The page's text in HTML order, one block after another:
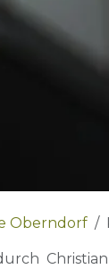
Oberndorf